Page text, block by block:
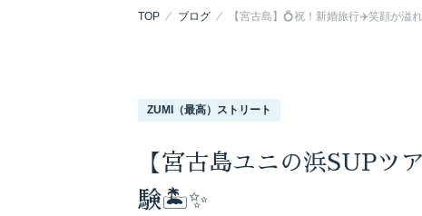
TOP ブログ 【宮古島】💍祝！新婚旅行✈️笑顔が溢
ZUMI（最高）ストリート
【宮古島ユニの浜SUPツ
験🏝️✨